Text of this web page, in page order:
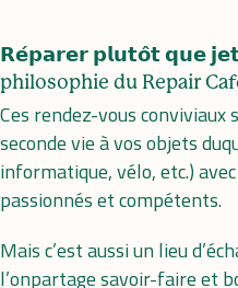
𝗥𝗲́𝗽𝗮𝗿𝗲𝗿 𝗽𝗹𝘂𝘁𝗼̂𝘁 𝗾𝘂𝗲
philosophie du Repair
Ces rendez-vous conviviaux
seconde vie à vos objets
informatique, vélo, etc.)
passionnés et compétents.
Mais c’est aussi un lieu
l’onpartage savoir-faire et